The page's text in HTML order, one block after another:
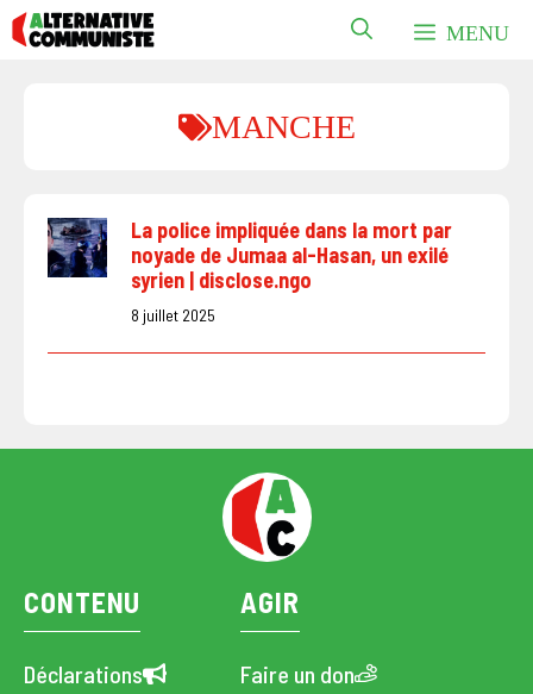
Aller
au
MENU
MANCHE
La police impliquée dans la mort par
noyade de Jumaa al-Hasan, un exilé
syrien | disclose.ngo
8 juillet 2025
CONTENU
Déclarations
AGIR
Faire un don